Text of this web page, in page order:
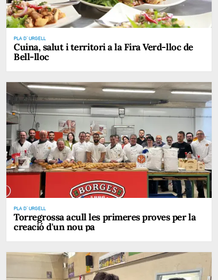
PLA D' URGELL
Cuina, salut i territori a la Fira Verd-lloc de
Bell-lloc
PLA D' URGELL
Torregrossa acull les primeres proves per la
creació d'un nou pa